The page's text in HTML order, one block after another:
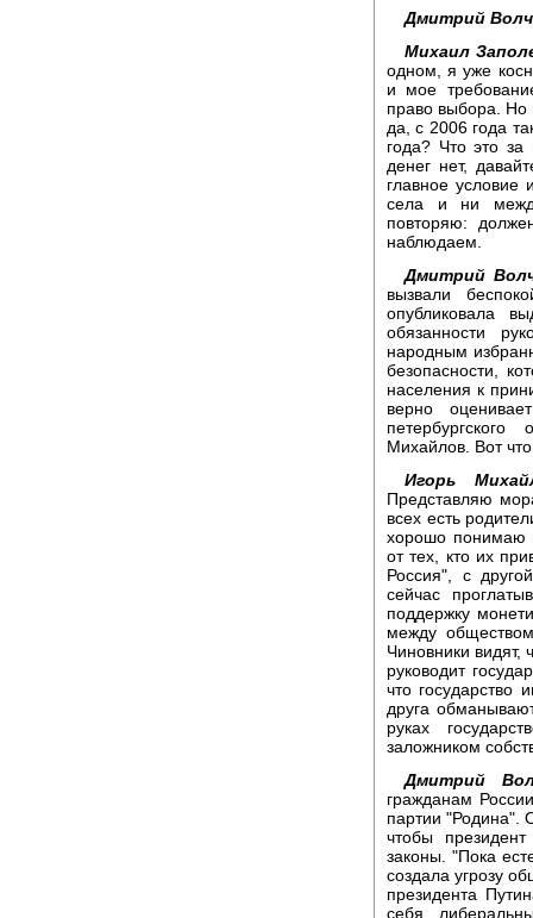
Дмитрий
Михаил
одном, я уже
и мое
право выбора. Но
да, с 2006 года
года? Что это
денег нет,
главное условие
села и ни
повторяю:
наблюдаем.
Дмитрий
вызвали
опубликовала
обязанности
народным
безопасности,
населения к
верно
Михайлов. Вот
Игорь
Представляю
всех есть
хорошо понимаю
от тех, кто их
Россия", с
сейчас
поддержку
между
Чиновники видят,
руководит
что государство
друга
руках
заложником
Дмитрий
гражданам
партии "Родина".
чтобы
законы. "Пока
создала угрозу
президента
себя